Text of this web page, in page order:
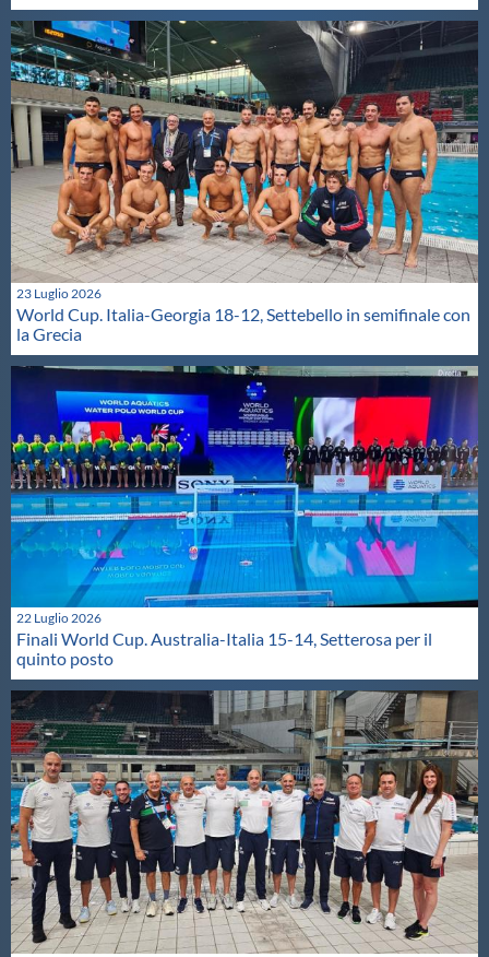
23 Luglio 2026
World Cup. Italia-Georgia 18-12, Settebello in semifinale con
la Grecia
22 Luglio 2026
Finali World Cup. Australia-Italia 15-14, Setterosa per il
quinto posto